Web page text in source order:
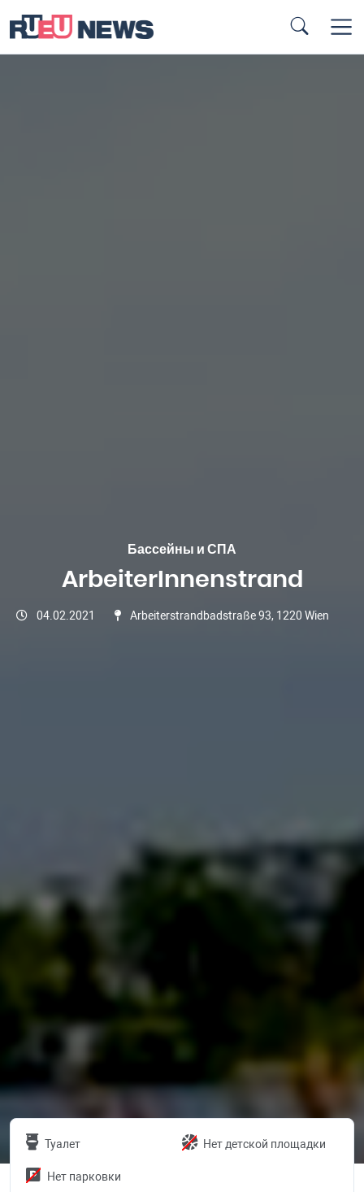
Бассейны и СПА
ArbeiterInnenstrand
04.02.2021 Arbeiterstrandbadstraße 93, 1220 Wien
Туалет Нет детской площадки
Нет парковки